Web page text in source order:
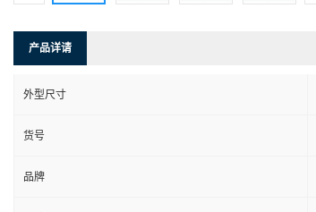
产品详请
外型尺寸
货号
品牌